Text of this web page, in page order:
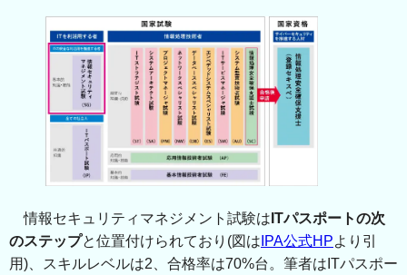
情報セキュリティマネジメント試験は ITパスポートの次
のステップと位置付けられており(図は IPA公式HPより引
用)、スキルレベルは2、合格率は70%台。筆者はITパスポー